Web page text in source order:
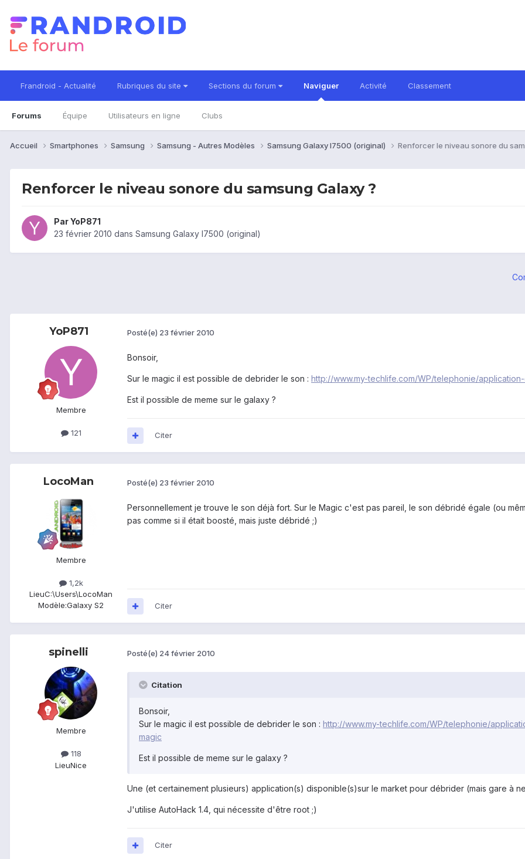
Frandroid - Actualité Rubriques du site Sections du forum Naviguer
Forums Équipe Utilisateurs en ligne Clubs
Activité Classement
Accueil Smartphones Samsung Samsung - Autres Modèles Samsung Galaxy I7500 (original) Renforcer le niveau sonore du
Renforcer le niveau sonore du samsung Galaxy ?
ParYoP871
23 février 2010 dans Samsung Galaxy I7500 (original)
YoP871
Membre
121
Posté(e) 23 février 2010
Bonsoir,
Sur le magic il est possible de debrider le son : http://www.my-techlife.com/WP/telephonie/
Est il possible de meme sur le galaxy ?
Citer
LocoMan
Membre
1,2k
LieuC:\Users\LocoMan
Modèle:Galaxy S2
Posté(e) 23 février 2010
Personnellement je trouve le son déjà fort. Sur le Magic c'est pas pareil, le son débridé égale (ou
pas comme si il était boosté, mais juste débridé ;)
Citer
spinelli
Membre
118
LieuNice
Posté(e) 24 février 2010
Citation
Bonsoir,
Sur le magic il est possible de debrider le son : http://www.my-techlife.com/WP/telephonie/
magic
Est il possible de meme sur le galaxy ?
Une (et certainement plusieurs) application(s) disponible(s)sur le market pour débrider (mais gare à
J'utilise AutoHack 1.4, qui nécessite d'être root ;)
Citer